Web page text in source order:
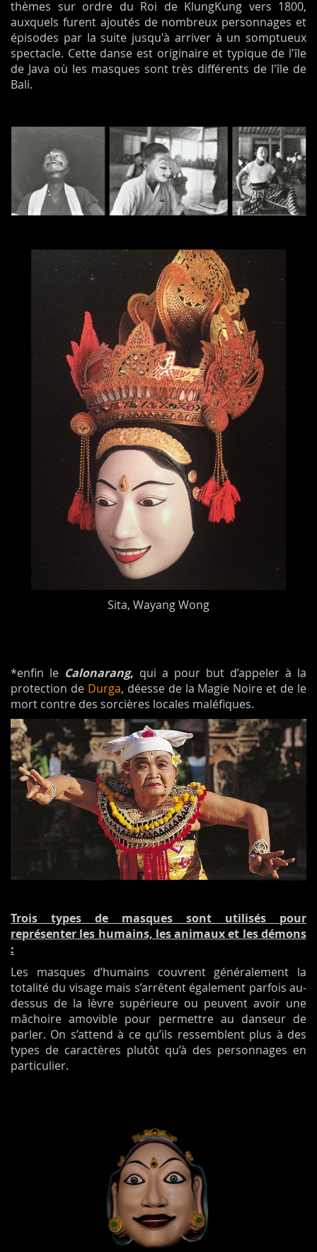
thèmes sur ordre du Roi de KlungKung vers 1800,
auxquels furent ajoutés de nombreux personnages et
épisodes par la suite jusqu'à arriver à un somptueux
spectacle. Cette danse est originaire et typique de l'île
de Java où les masques sont très différents de l'île de
Bali.
Sita, Wayang Wong
*enfin le Calonarang, qui a pour but d’appeler à la
protection de Durga, déesse de la Magie Noire et de le
mort contre des sorcières locales maléfiques.
Trois types de masques sont utilisés pour
représenter les humains, les animaux et les démons
:
Les masques d’humains couvrent généralement la
totalité du visage mais s’arrêtent également parfois au-
dessus de la lèvre supérieure ou peuvent avoir une
mâchoire amovible pour permettre au danseur de
parler. On s’attend à ce qu’ils ressemblent plus à des
types de caractères plutôt qu’à des personnages en
particulier.